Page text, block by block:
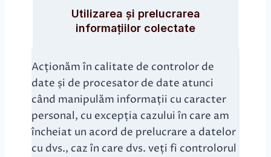
Utilizarea și prelucrarea
informațiilor colectate
Acționăm în calitate de controlor de
date și de procesator de date atunci
când manipulăm informații cu caracter
personal, cu excepția cazului în care am
încheiat un acord de prelucrare a datelor
cu dvs., caz în care dvs. veți fi controlorul